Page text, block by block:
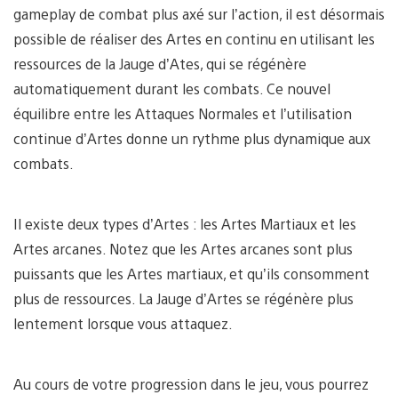
gameplay de combat plus axé sur l’action, il est désormais
possible de réaliser des Artes en continu en utilisant les
ressources de la Jauge d’Ates, qui se régénère
automatiquement durant les combats. Ce nouvel
équilibre entre les Attaques Normales et l’utilisation
continue d’Artes donne un rythme plus dynamique aux
combats.
Il existe deux types d’Artes : les Artes Martiaux et les
Artes arcanes. Notez que les Artes arcanes sont plus
puissants que les Artes martiaux, et qu’ils consomment
plus de ressources. La Jauge d’Artes se régénère plus
lentement lorsque vous attaquez.
Au cours de votre progression dans le jeu, vous pourrez